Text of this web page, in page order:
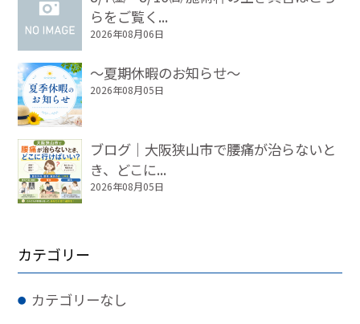
らをご覧く...
2026年08月06日
～夏期休暇のお知らせ～
2026年08月05日
ブログ｜大阪狭山市で腰痛が治らないと
き、どこに...
2026年08月05日
カテゴリー
カテゴリーなし